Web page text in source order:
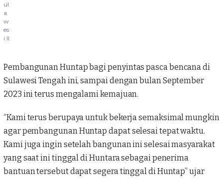
ul
a
w
es
i II
Pembangunan Huntap bagi penyintas pasca bencana di
Sulawesi Tengah ini, sampai dengan bulan September
2023 ini terus mengalami kemajuan.
“Kami terus berupaya untuk bekerja semaksimal mungkin
agar pembangunan Huntap dapat selesai tepat waktu.
Kami juga ingin setelah bangunan ini selesai masyarakat
yang saat ini tinggal di Huntara sebagai penerima
bantuan tersebut dapat segera tinggal di Huntap” ujar